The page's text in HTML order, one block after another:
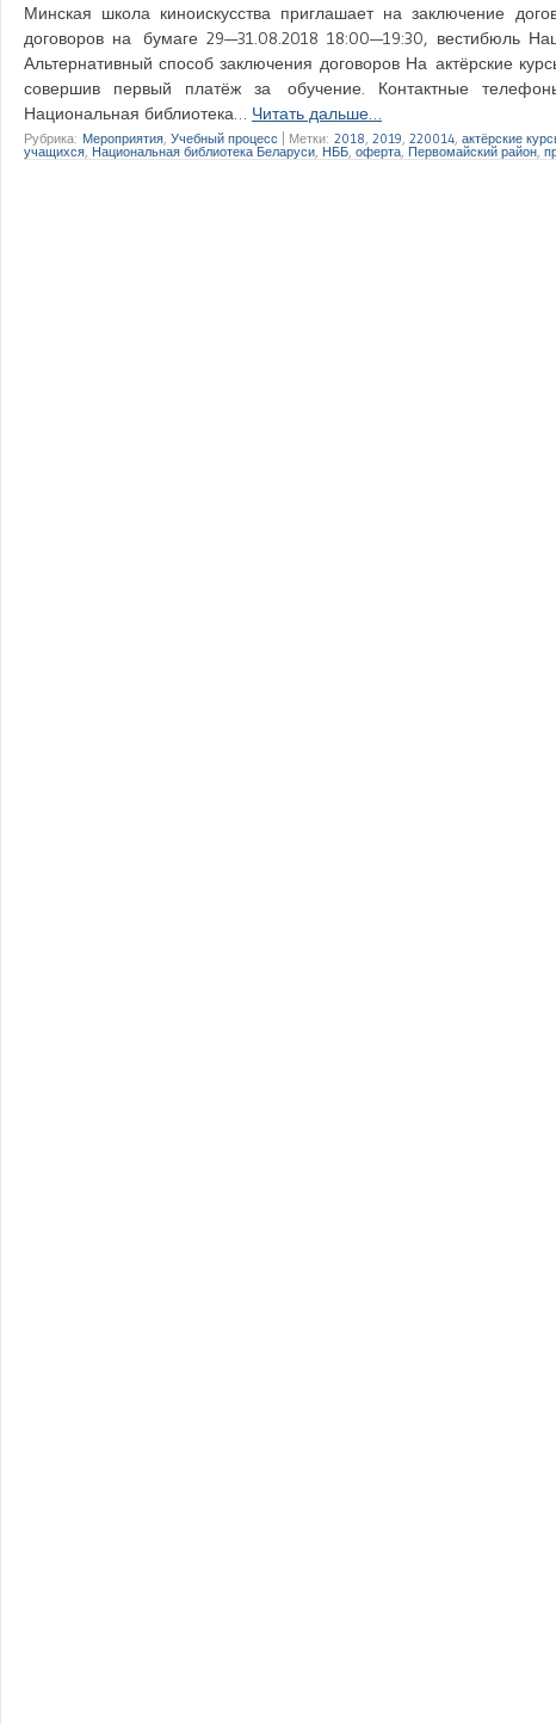
Минская школа киноискусства приглашает на заключение
договоров на бумаге 29—31.08.2018 18:00—19:30, вестибюль
Альтернативный способ заключения договоров На актёрские
совершив первый платёж за обучение. Контактные телефоны
Национальная библиотека… Читать дальше…
Рубрика: Мероприятия Учебный процесс Метки: 2018 2019 220014 актёрские
учащихся Национальная библиотека Беларуси НББ оферта, Первомайский район,